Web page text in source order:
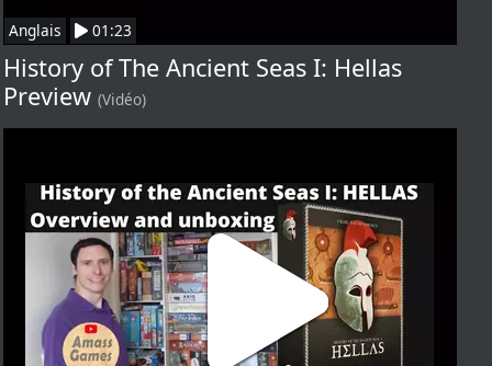
Anglais 01:23
History of The Ancient Seas I: Hellas
Preview (Vidéo)